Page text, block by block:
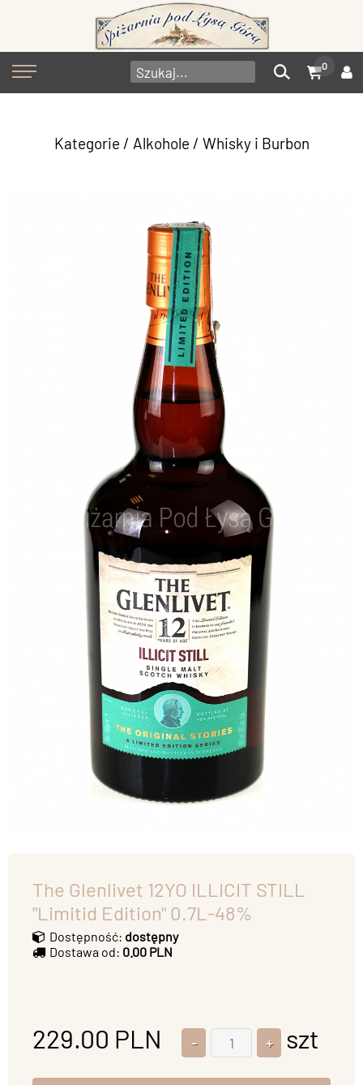
0
Kategorie / Alkohole / Whisky i Burbon
The Glenlivet 12YO ILLICIT STILL
"Limitid Edition" 0.7L-48%
Dostępność: dostępny
Dostawa od: 0.00 PLN
229.00 PLN szt